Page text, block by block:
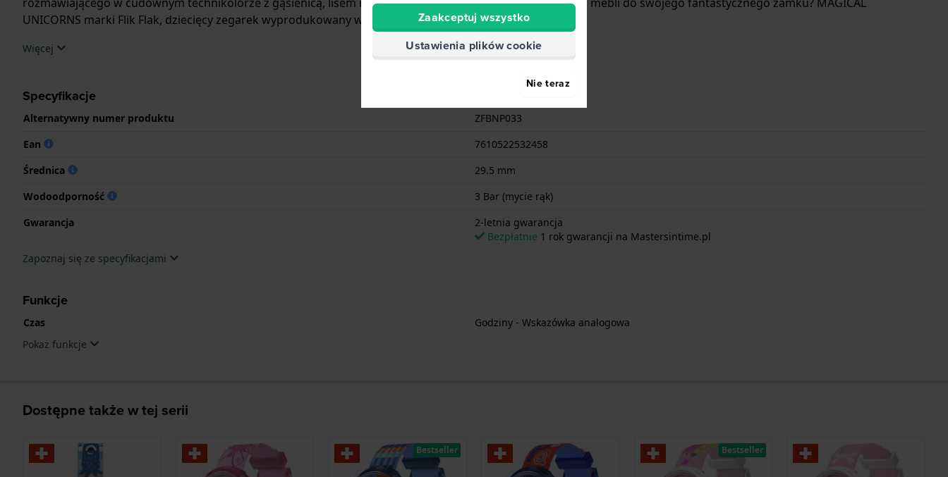
UNICORNS marki Flik Flak, dziecięcy zegarek wyprodukowany w Szwajcarii.
Więcej
Specyfikacje
Alternatywny numer produktu
ZFBNP033
Ean
7610522532458
Średnica
29.5 mm
Wodoodporność
3 Bar (mycie rąk)
Gwarancja
2-letnia gwarancja
Bezpłatnie 1 rok gwarancji na Mastersintime.pl
Zapoznaj się ze specyfikacjami
Funkcje
Czas
Godziny - Wskazówka analogowa
Pokaż funkcje
Dostępne także w tej serii
Bestseller Bestseller
Zaakceptuj wszystko
Ustawienia plików cookie
Nie teraz